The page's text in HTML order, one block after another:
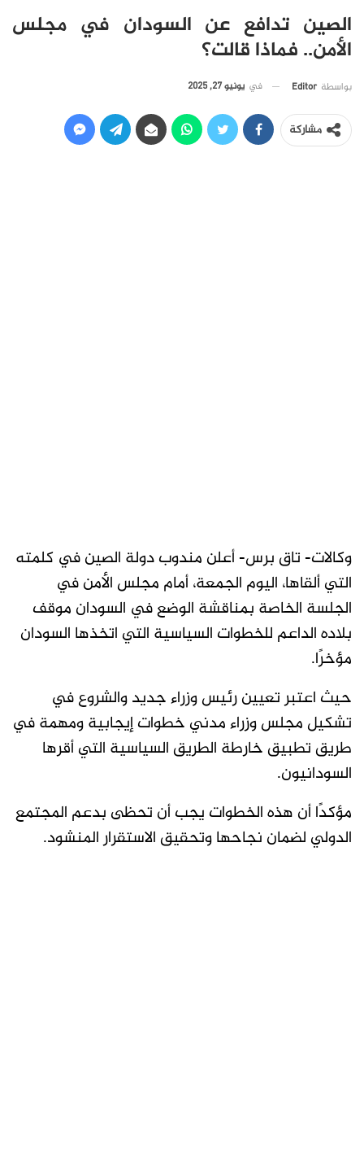
الصين تدافع عن السودان في مجلس
الأمن.. فماذا قالت؟
بواسطة Editor في يونيو 27, 2025
مشاركة
وكالات- تاق برس- أعلن مندوب دولة الصين في كلمته
التي ألقاها، اليوم الجمعة، أمام مجلس الأمن في
الجلسة الخاصة بمناقشة الوضع في السودان موقف
بلاده الداعم للخطوات السياسية التي اتخذها السودان
مؤخرًا.
حيث اعتبر تعيين رئيس وزراء جديد والشروع في
تشكيل مجلس وزراء مدني خطوات إيجابية ومهمة في
طريق تطبيق خارطة الطريق السياسية التي أقرها
السودانيون.
مؤكدًا أن هذه الخطوات يجب أن تحظى بدعم المجتمع
الدولي لضمان نجاحها وتحقيق الاستقرار المنشود.